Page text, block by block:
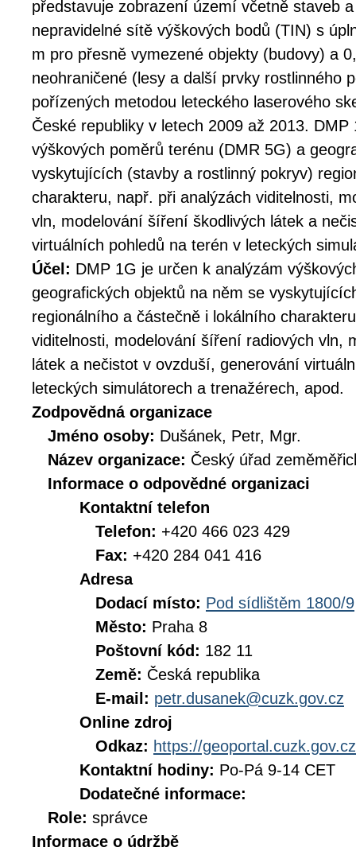
představuje zobrazení území včetně staveb
nepravidelné sítě výškových bodů (TIN) s
m pro přesně vymezené objekty (budovy) a
neohraničené (lesy a další prvky rostlinného
pořízených metodou leteckého laserového
České republiky v letech 2009 až 2013.
výškových poměrů terénu (DMR 5G) a
vyskytujících (stavby a rostlinný pokryv)
charakteru, např. při analýzách viditelnosti,
vln, modelování šíření škodlivých látek a
virtuálních pohledů na terén v leteckých
Účel: DMP 1G je určen k analýzám
geografických objektů na něm se
regionálního a částečně i lokálního
viditelnosti, modelování šíření radiových vln,
látek a nečistot v ovzduší, generování
leteckých simulátorech a trenažérech, apod.
Zodpovědná organizace
Jméno osoby: Dušánek, Petr, Mgr.
Název organizace: Český úřad
Informace o odpovědné organizaci
Kontaktní telefon
Telefon: +420 466 023 429
Fax: +420 284 041 416
Adresa
Dodací místo: Pod sídlištěm 1800/9
Město: Praha 8
Poštovní kód: 182 11
Země: Česká republika
E-mail: petr.dusanek@cuzk.gov.cz
Online zdroj
Odkaz: https://geoportal.cuzk.gov.cz
Kontaktní hodiny: Po-Pá 9-14 CET
Dodatečné informace:
Role: správce
Informace o údržbě